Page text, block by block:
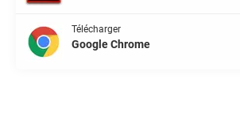
Télécharger
Google Chrome